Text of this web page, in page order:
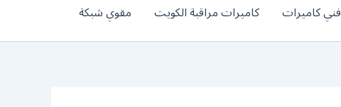
فني كاميرات كاميرات مراقبة الكويت مقوي شبكة